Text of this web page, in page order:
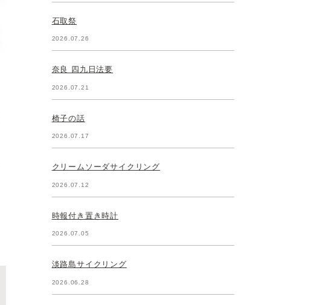
石取祭
2026.07.26
奈良 四九日法要
2026.07.21
椅子の話
2026.07.17
クリームソーダサイクリング
2026.07.12
時報付き置き時計
2026.07.05
淡路島サイクリング
2026.06.28